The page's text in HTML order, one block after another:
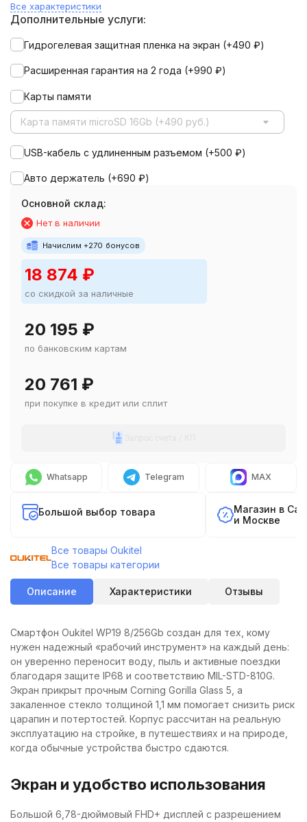
Все характеристики
Дополнительные услуги:
Гидрогелевая защитная пленка на экран (+490 ₽)
Расширенная гарантия на 2 года (+990 ₽)
Карты памяти
Карта памяти microSD 16Gb (+490 руб.)
USB-кабель с удлиненным разъемом (+500 ₽)
Авто держатель (+690 ₽)
Основной склад:
Нет в наличии
Начислим +270 бонусов
18 874 ₽
со скидкой за наличные
20 195 ₽
по банковским картам
20 761 ₽
при покупке в кредит или сплит
Whatsapp Telegram MAX
Большой выбор товара
Магазин в
и Москве
Все товары Oukitel
Все товары категории
Описание Характеристики Отзывы
Смартфон Oukitel WP19 8/256Gb создан для тех, кому
нужен надежный «рабочий инструмент» на каждый день:
он уверенно переносит воду, пыль и активные поездки
благодаря защите IP68 и соответствию MIL-STD-810G.
Экран прикрыт прочным Corning Gorilla Glass 5, а
закаленное стекло толщиной 1,1 мм помогает снизить риск
царапин и потертостей. Корпус рассчитан на реальную
эксплуатацию на стройке, в путешествиях и на природе,
когда обычные устройства быстро сдаются.
Экран и удобство использования
Большой 6,78-дюймовый FHD+ дисплей с разрешением